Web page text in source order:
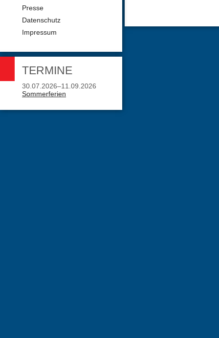
Presse
Datenschutz
Impressum
TERMINE
30.07.2026–11.09.2026
Sommerferien